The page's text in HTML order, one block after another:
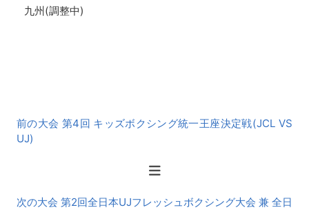
九州(調整中)
後
の
前の大会 第4回 キッズボクシング統一王座決定戦(JCL VS
UJ)
次の大会 第2回全日本UJフレッシュボクシング大会 兼 全日